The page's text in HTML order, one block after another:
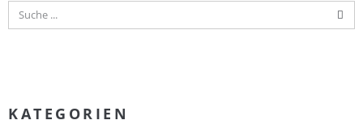
KATEGORIEN